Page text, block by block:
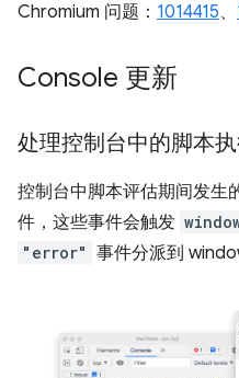
Chromium 问题： 1014415、
Console 更新
处理控制台中的脚本
控制台中脚本评估期间发生
件，这些事件会触发
"error" 事件分派到